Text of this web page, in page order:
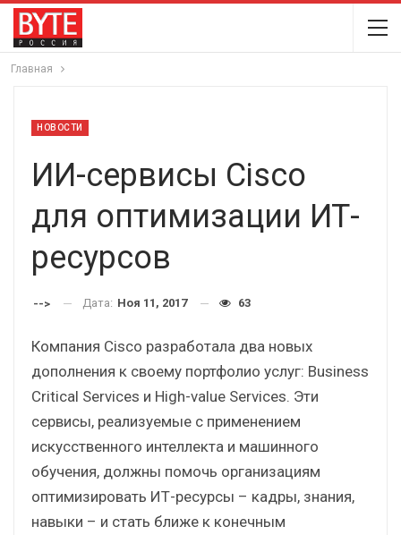
Главная
НОВОСТИ
ИИ-сервисы Cisco
для оптимизации ИТ-
ресурсов
--> Дата: Ноя 11, 2017 63
Компания Cisco разработала два новых
дополнения к своему портфолио услуг: Business
Critical Services и High-value Services. Эти
сервисы, реализуемые с применением
искусственного интеллекта и машинного
обучения, должны помочь организациям
оптимизировать ИТ-ресурсы – кадры, знания,
навыки – и стать ближе к конечным